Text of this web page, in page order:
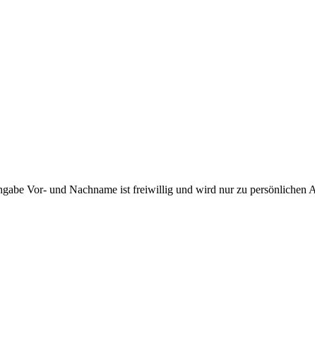
Vor- und Nachname ist freiwillig und wird nur zu persönlichen